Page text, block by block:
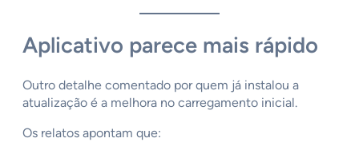
Aplicativo parece mais rápido
Outro detalhe comentado por quem já instalou a
atualização é a melhora no carregamento inicial.
Os relatos apontam que: